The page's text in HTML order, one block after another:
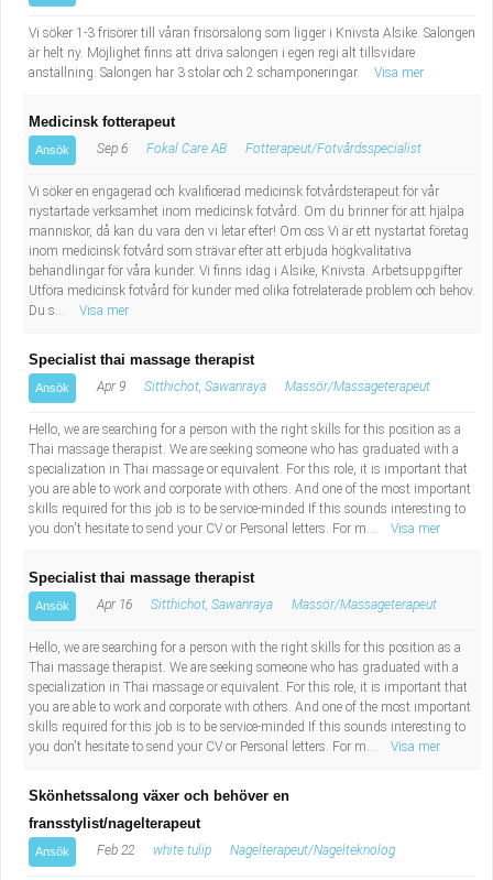
Tekniskt arbete
Transport
Brevbärare
Sjuksköterska, grundutbildad
Kock, storhushåll
Bibliotekarie
Administrativ assistent
Vi söker 1-3 frisörer till våran frisörsalong som ligger i Knivsta Alsike. Salongen
är helt ny. Möjlighet finns att driva salongen i egen regi alt tillsvidare
anställning. Salongen har 3 stolar och 2 schamponeringar.
Visa mer
Medicinsk fotterapeut
Ansök Sep 6 Fokal Care AB Fotterapeut/Fotvårdsspecialist
Vi söker en engagerad och kvalificerad medicinsk fotvårdsterapeut för vår
nystartade verksamhet inom medicinsk fotvård. Om du brinner för att hjälpa
människor, då kan du vara den vi letar efter! Om oss Vi är ett nystartat företag
inom medicinsk fotvård som strävar efter att erbjuda högkvalitativa
behandlingar för våra kunder. Vi finns idag i Alsike, Knivsta. Arbetsuppgifter
Utföra medicinsk fotvård för kunder med olika fotrelaterade problem och behov.
Du s...
Visa mer
Specialist thai massage therapist
Ansök Apr 9 Sitthichot, Sawanraya Massör/Massageterapeut
Hello, we are searching for a person with the right skills for this position as a
Thai massage therapist. We are seeking someone who has graduated with a
specialization in Thai massage or equivalent. For this role, it is important that
you are able to work and corporate with others. And one of the most important
skills required for this job is to be service-minded If this sounds interesting to
you don't hesitate to send your CV or Personal letters. For m...
Visa mer
Specialist thai massage therapist
Ansök Apr 16 Sitthichot, Sawanraya Massör/Massageterapeut
Hello, we are searching for a person with the right skills for this position as a
Thai massage therapist. We are seeking someone who has graduated with a
specialization in Thai massage or equivalent. For this role, it is important that
you are able to work and corporate with others. And one of the most important
skills required for this job is to be service-minded If this sounds interesting to
you don't hesitate to send your CV or Personal letters. For m...
Visa mer
Skönhetssalong växer och behöver en
fransstylist/nagelterapeut
Ansök Feb 22 white tulip Nagelterapeut/Nagelteknolog